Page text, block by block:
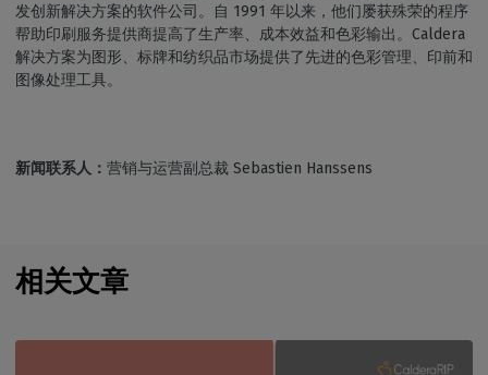
发创新解决方案的软件公司。自 1991 年以来，他们屡获殊荣的程序
帮助印刷服务提供商提高了生产率、成本效益和色彩输出。Caldera
解决方案为图形、标牌和纺织品市场提供了先进的色彩管理、印前和
图像处理工具。
新闻联系人： 营销与运营副总裁 Sebastien Hanssens
相关文章